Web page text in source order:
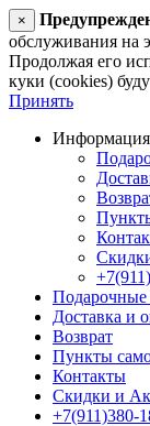
×
обслуживания на
Продолжая его
куки (cookies)
Принять
Информация
Подарочные
Доставка и
Возврат
Пункты
Контакты
Скидки и
+7(911)380-